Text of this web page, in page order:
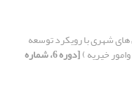
شهری با رویکرد توسعه
خیریه ) [دوره 6، شماره